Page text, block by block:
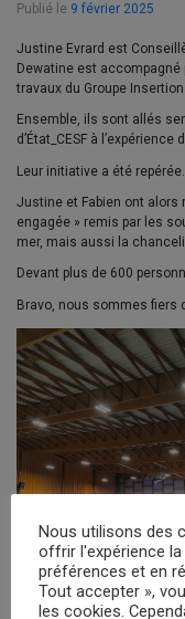
Publié le 9 février 2025
Justine Evrard est
Dewatine est
travaux du Groupe
Ensemble, ils sont allés
d’État_CESF à
Leur initiative a été repérée.
Justine et Fabien ont alors
engagée » remis par les
mer, mais aussi la
Devant plus de 600
Bravo, nous sommes fiers
Nous utilisons des
offrir l'expérience
préférences et en
Tout accepter »,
les cookies.